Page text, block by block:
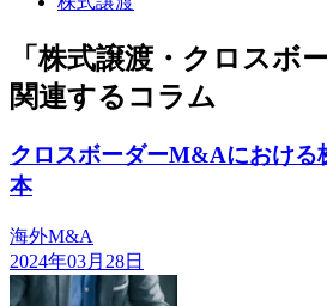
「株式譲渡・クロスボ
関連するコラム
クロスボーダーM&Aにおける
本
海外M&A
2024年03月28日